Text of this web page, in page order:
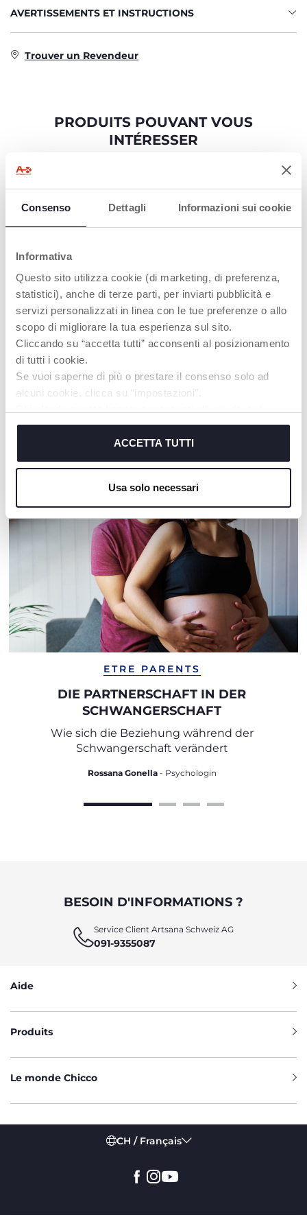
Consenso Dettagli Informazioni sui cookie
Informativa
Questo sito utilizza cookie (di marketing, di preferenza,
statistici), anche di terze parti, per inviarti pubblicità e
servizi personalizzati in linea con le tue preferenze o allo
scopo di migliorare la tua esperienza sul sito.
Cliccando su “accetta tutti” acconsenti al posizionamento
di tutti i cookie.
Se vuoi saperne di più o prestare il consenso solo ad
alcuni cookie, clicca su "impostazioni".
cookie tecnici, indispensabili per fruire del servizio
ACCETTA TUTTI
Usa solo necessari
AVERTISSEMENTS ET INSTRUCTIONS
Trouver un Revendeur
PRODUITS POUVANT VOUS
INTÉRESSER
+ COULEURS
Mommy Pod 3in1 Matelas Chicco Next2Me
ETRE PARENTS
DIE PARTNERSCHAFT IN DER
SCHWANGERSCHAFT
Wie sich die Beziehung während der
Schwangerschaft verändert
Rossana Gonella - Psychologin
BESOIN D'INFORMATIONS ?
Service Client Artsana Schweiz AG
091-9355087
Aide
Produits
Le monde Chicco
CH / Français